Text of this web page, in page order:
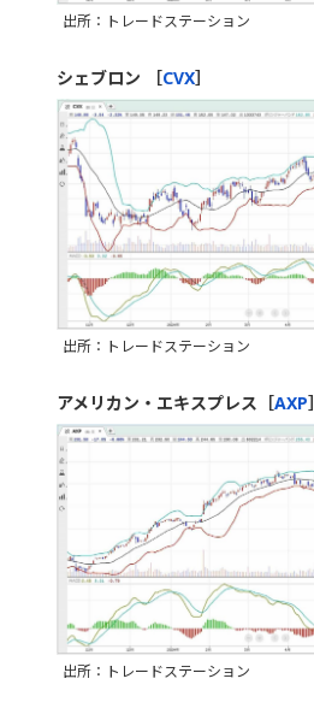
出所：トレードステーション
シェブロン ［CVX］
出所：トレードステーション
アメリカン・エキスプレス［AXP］
出所：トレードステーション